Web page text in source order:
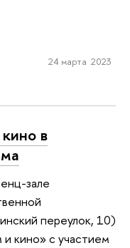
24 марта 2023
в
зале
переулок, 10)
кино» с участием